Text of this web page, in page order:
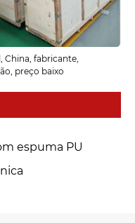
China, fabricante,
preço baixo
espuma PU